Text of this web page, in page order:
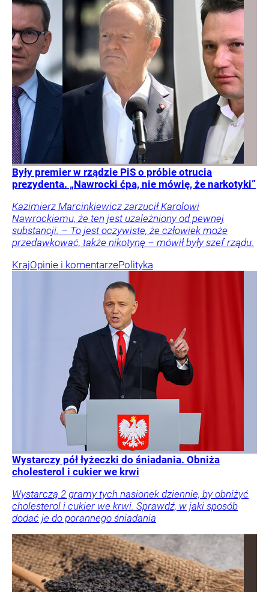
Były premier w rządzie PiS o próbie otrucia
prezydenta. „Nawrocki ćpa, nie mówię, że narkotyki”
Kazimierz Marcinkiewicz zarzucił Karolowi
Nawrockiemu, że ten jest uzależniony od pewnej
substancji. – To jest oczywiste, że człowiek może
przedawkować, także nikotynę – mówił były szef rządu.
KrajOpinie i komentarzePolityka
Wystarczy pół łyżeczki do śniadania. Obniża
cholesterol i cukier we krwi
Wystarczą 2 gramy tych nasionek dziennie, by obniżyć
cholesterol i cukier we krwi. Sprawdź, w jaki sposób
dodać je do porannego śniadania